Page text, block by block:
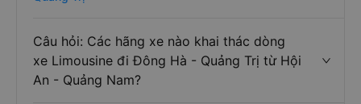
Câu hỏi: Các hãng xe nào khai thác dòng
xe Limousine đi Đông Hà - Quảng Trị từ Hội
An - Quảng Nam?